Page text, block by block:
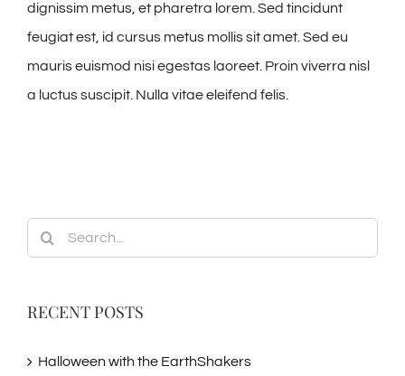
dignissim metus, et pharetra lorem. Sed tincidunt
feugiat est, id cursus metus mollis sit amet. Sed eu
mauris euismod nisi egestas laoreet. Proin viverra nisl
a luctus suscipit. Nulla vitae eleifend felis.
Search
for:
RECENT POSTS
Halloween with the EarthShakers